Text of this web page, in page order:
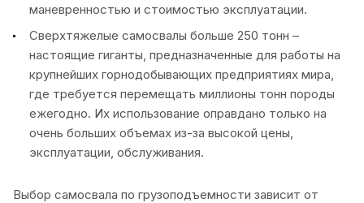
маневренностью и стоимостью эксплуатации.
Сверхтяжелые самосвалы больше 250 тонн –
настоящие гиганты, предназначенные для работы на
крупнейших горнодобывающих предприятиях мира,
где требуется перемещать миллионы тонн породы
ежегодно. Их использование оправдано только на
очень больших объемах из-за высокой цены,
эксплуатации, обслуживания.
Выбор самосвала по грузоподъемности зависит от